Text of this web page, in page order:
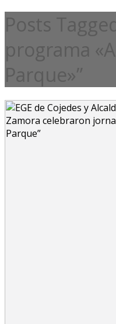
Posts
programa
Parque»”